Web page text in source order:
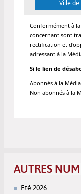
AUTRES
Eté 2026